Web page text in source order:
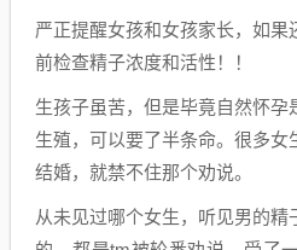
严正提醒女孩和女孩家长，如果
前检查精子浓度和活性！！
生孩子虽苦，但是毕竟自然怀孕
生殖，可以要了半条命。很多女
结婚，就禁不住那个劝说。
从未见过哪个女生，听见男的